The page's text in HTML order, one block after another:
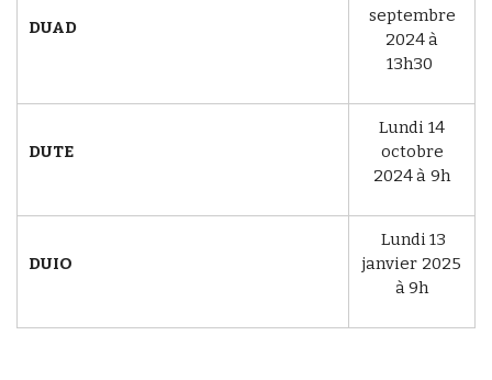
DUAD
septembre
2024 à
13h30
DUTE
Lundi 14
octobre
2024 à 9h
DUIO
Lundi 13
janvier 2025
à 9h